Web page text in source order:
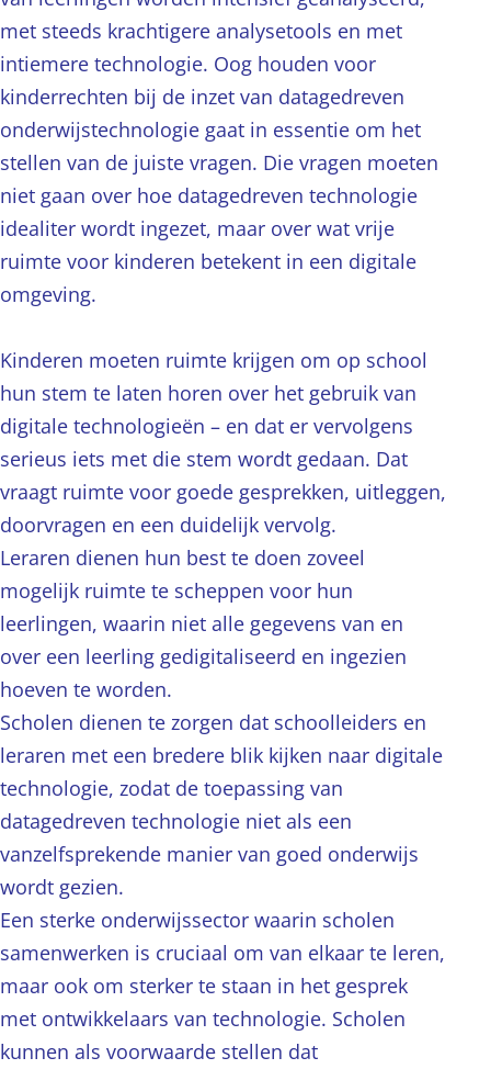
met steeds krachtigere analysetools en met
intiemere technologie. Oog houden voor
kinderrechten bij de inzet van datagedreven
onderwijstechnologie gaat in essentie om het
stellen van de juiste vragen. Die vragen moeten
niet gaan over hoe datagedreven technologie
idealiter wordt ingezet, maar over wat vrije
ruimte voor kinderen betekent in een digitale
omgeving.
Kinderen moeten ruimte krijgen om op school
hun stem te laten horen over het gebruik van
digitale technologieën – en dat er vervolgens
serieus iets met die stem wordt gedaan. Dat
vraagt ruimte voor goede gesprekken, uitleggen,
doorvragen en een duidelijk vervolg.
Leraren dienen hun best te doen zoveel
mogelijk ruimte te scheppen voor hun
leerlingen, waarin niet alle gegevens van en
over een leerling gedigitaliseerd en ingezien
hoeven te worden.
Scholen dienen te zorgen dat schoolleiders en
leraren met een bredere blik kijken naar digitale
technologie, zodat de toepassing van
datagedreven technologie niet als een
vanzelfsprekende manier van goed onderwijs
wordt gezien.
Een sterke onderwijssector waarin scholen
samenwerken is cruciaal om van elkaar te leren,
maar ook om sterker te staan in het gesprek
met ontwikkelaars van technologie. Scholen
kunnen als voorwaarde stellen dat